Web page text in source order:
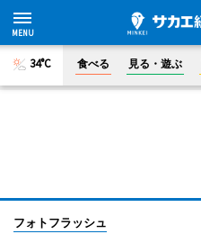
34°C 食べる 見る・遊ぶ
フォトフラッシュ